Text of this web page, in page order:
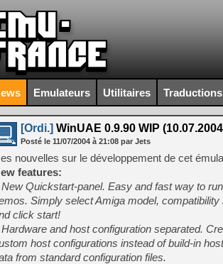
Emulateurs Utilitaires Traductions
[Ordi.] WinUAE 0.9.90 WIP
Posté le 11/07/2004 à 21:08 par Jets
nouvelles sur le développement de cet
features:
Quickstart-panel. Easy and fast way to
Simply select Amiga model,
click start!
and host configuration separated.
host configurations instead of build-in
from standard configuration files.